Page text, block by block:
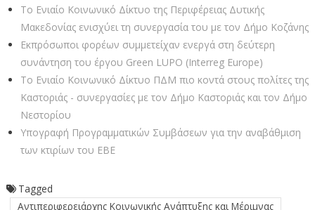
Το Ενιαίο Κοινωνικό Δίκτυο της Περιφέρειας Δυτικής
Μακεδονίας ενισχύει τη συνεργασία του με τον Δήμο Κοζάνης
Εκπρόσωποι φορέων συμμετείχαν ενεργά στη δεύτερη
συνάντηση του έργου Green LUPO (Interreg Europe)
Το Ενιαίο Κοινωνικό Δίκτυο ΠΔΜ πιο κοντά στους πολίτες της
Καστοριάς - συνεργασίες με τον Δήμο Καστοριάς και τον Δήμο
Νεστορίου
Υπογραφή Προγραμματικών Συμβάσεων για την αναβάθμιση
των κτιρίων του ΕΒΕ
Tagged
Αντιπεριφερειάρχης Κοινωνικής Ανάπτυξης και Μέριμνας